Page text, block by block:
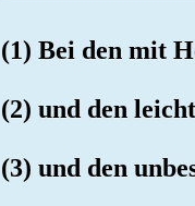
(1) Bei den mit
(2) und den
(3) und den